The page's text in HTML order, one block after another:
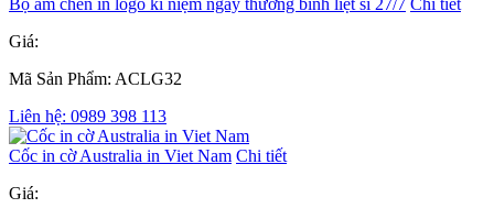
Giá:
Mã Sản Phẩm: ACLG32
Liên hệ: 0989 398 113
Cốc in cờ Australia in Viet Nam Chi tiết
Giá: